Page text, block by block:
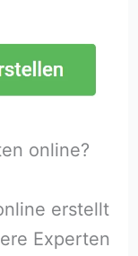
online?
erstellt
Experten